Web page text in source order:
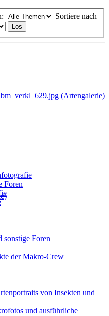
Sortiere nach
Foren
Foren
der Makro-Crew
von Insekten und
und ausführliche